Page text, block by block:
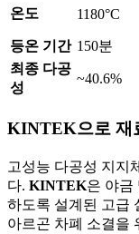
온도 1180°C
등온 기간 150분
최종 다공
성
~40.6%
KINTEK으로 재
고성능 다공성 지지
다. KINTEK은 야금
하도록 설계된 고급
아르곤 차폐 소결을